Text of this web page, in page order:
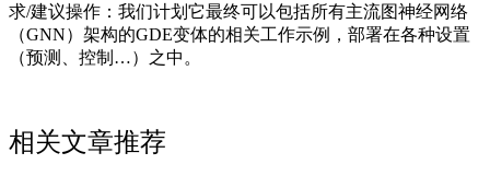
求/建议操作：我们计划它最终可以包括所有主流图神经网络
（GNN）架构的GDE变体的相关工作示例，部署在各种设置
（预测、控制…）之中。
相关文章推荐